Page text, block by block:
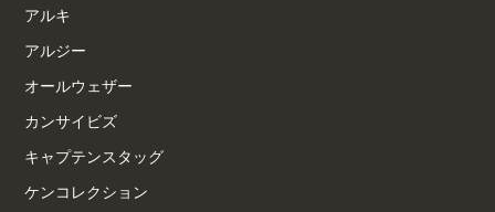
アルキ
アルジー
オールウェザー
カンサイビズ
キャプテンスタッグ
ケンコレクション